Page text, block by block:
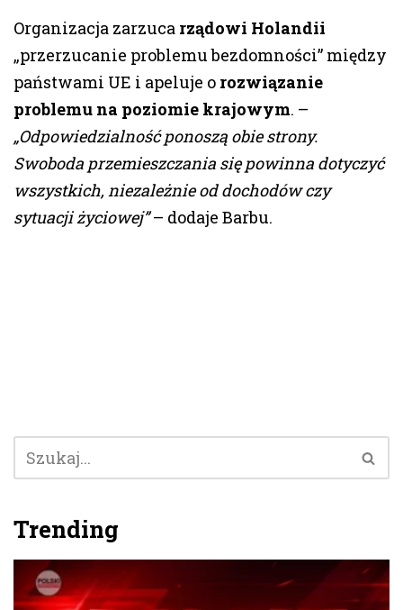
Organizacja zarzuca rządowi Holandii
„przerzucanie problemu bezdomności” między
państwami UE i apeluje o rozwiązanie
problemu na poziomie krajowym. –
„Odpowiedzialność ponoszą obie strony.
Swoboda przemieszczania się powinna dotyczyć
wszystkich, niezależnie od dochodów czy
sytuacji życiowej”– dodaje Barbu.
Trending